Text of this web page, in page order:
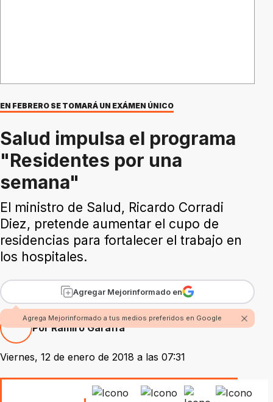
EN FEBRERO SE TOMARÁ UN EXÁMEN ÚNICO
Salud impulsa el programa
"Residentes por una
semana"
El ministro de Salud, Ricardo Corradi
Diez, pretende aumentar el cupo de
residencias para fortalecer el trabajo en
los hospitales.
Agregar Mejorinformado en
Agrega Mejorinformado a tus medios preferidos en Google
Por Ramiro Garaffa
Viernes, 12 de enero de 2018 a las 07:31